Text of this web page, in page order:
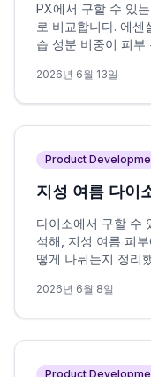
PX에서 구할 수 있
로 비교합니다. 에센
습 성분 비중이 피
2026년 6월 13일
Product
지성 여름 다이
다이소에서 구할 수
석해, 지성 여름 피
떻게 나뉘는지 정리
다.
2026년 6월 8일
Product